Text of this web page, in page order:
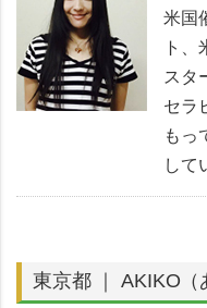
米国
ト
スタ
セラ
もっ
して
東京都 ｜ AKIKO（